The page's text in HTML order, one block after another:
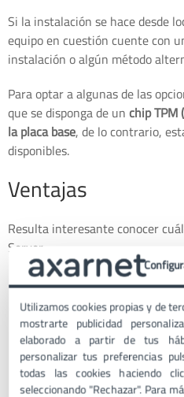
Si la instalación se hace desde
equipo en cuestión cuente con
instalación o algún método
Para optar a algunas de las
que se disponga de unchip TPM
la placa base, de lo contrario,
disponibles.
Ventajas
Resulta interesante conocer
Server.
Fácil de administrarEsta es
ventajas más destacadas
muy sencillo de administrar
gran medida el trabajo de
de todo el mundo.
ASP.Net Actualmente, hay
Utilizamos cookies propias y de
mostrarte publicidad
elaborado a partir de tus
personalizar tus preferencias
todas las cookies haciendo
seleccionando "Rechazar". Para